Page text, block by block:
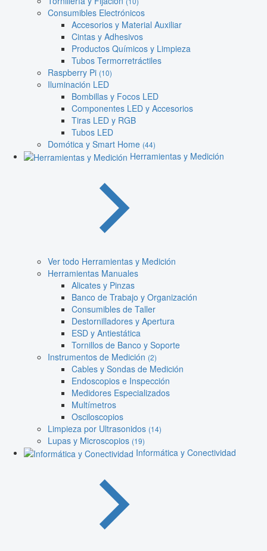
Consumibles Electrónicos
Accesorios y Material Auxiliar
Cintas y Adhesivos
Productos Químicos y Limpieza
Tubos Termorretráctiles
Raspberry Pi (10)
Iluminación LED
Bombillas y Focos LED
Componentes LED y Accesorios
Tiras LED y RGB
Tubos LED
Domótica y Smart Home (44)
Herramientas y Medición
Ver todo Herramientas y Medición
Herramientas Manuales
Alicates y Pinzas
Banco de Trabajo y Organización
Consumibles de Taller
Destornilladores y Apertura
ESD y Antiestática
Tornillos de Banco y Soporte
Instrumentos de Medición (2)
Cables y Sondas de Medición
Endoscopios e Inspección
Medidores Especializados
Multímetros
Osciloscopios
Limpieza por Ultrasonidos (14)
Lupas y Microscopios (19)
Informática y Conectividad